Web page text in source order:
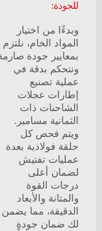
للجودة:
وبدءًا من اختيار
المواد الخام، نلتزم
بمعايير جودة صارمة
ونتحكم بدقة في
عملية تصنيع
إطارات عجلات
الشاحنات ذات
الثمانية مسامير.
ويتم فحص كل
حلقة فولاذية بعدة
عمليات تفتيش
لضمان أعلى
درجات القوة
والمتانة والأبعاد
الدقيقة، مما يضمن
لك ضمان جودةٍ